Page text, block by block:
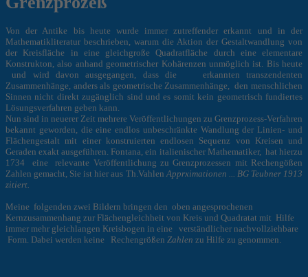
Von der Antike bis heute wurde immer zutreffender erkannt und in der
Mathematikliteratur beschrieben, warum die Aktion der Gestaltwandlung von
der Kreisfläche in eine gleichgroße Quadratfläche durch eine elementare
Konstrukton, also anhand geometrischer Kohärenzen unmöglich ist. Bis heute
und wird davon ausgegangen, dass die erkannten transzendenten
Zusammenhänge, anders als geometrische Zusammenhänge, den menschlichen
Sinnen nicht direkt zugänglich sind und es somit kein geometrisch fundiertes
Lösungsverfahren geben kann.
Nun sind in neuerer Zeit mehrere Veröffentlichungen zu Grenzprozess-Verfahren
bekannt geworden, die eine endlos unbeschränkte Wandlung der Linien- und
Flächengestalt mit einer konstruierten endlosen Sequenz von Kreisen und
Geraden exakt ausgeführen. Fontana, ein italienischer Mathematiker, hat hierzu
1734 eine relevante Veröffentlichung zu Grenzprozessen mit Rechengößen
Zahlen gemacht, Sie ist hier aus Th.Vahlen Apprximationen ... BG Teubner 1913
zitiert.
Meine folgenden zwei Bildern bringen den oben angesprochenen
Kernzusammenhang zur Flächengleichheit von Kreis und Quadratat mit Hilfe
immer mehr gleichlangen Kreisbogen in eine verständlicher nachvollziehbare
Form. Dabei werden keine Rechengrößen Zahlen zu Hilfe zu genommen.